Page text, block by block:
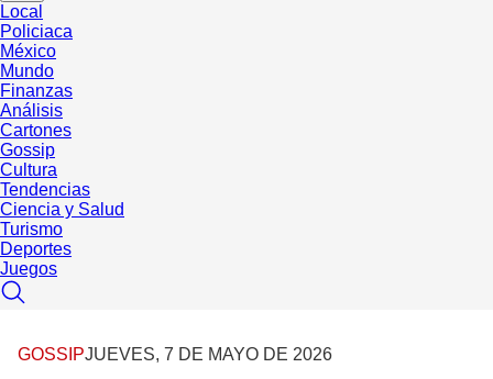
Local
Policiaca
México
Mundo
Finanzas
Análisis
Cartones
Gossip
Cultura
Tendencias
Ciencia y Salud
Turismo
Deportes
Juegos
GOSSIPJUEVES, 7 DE MAYO DE 2026